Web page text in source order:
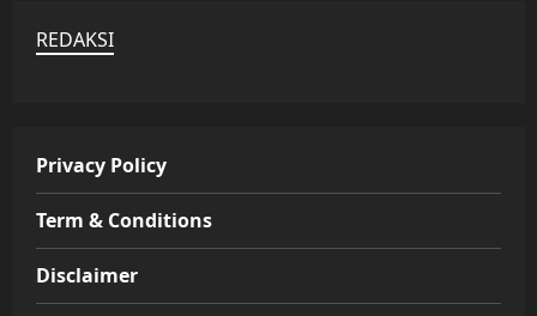
REDAKSI
Privacy Policy
Term & Conditions
Disclaimer